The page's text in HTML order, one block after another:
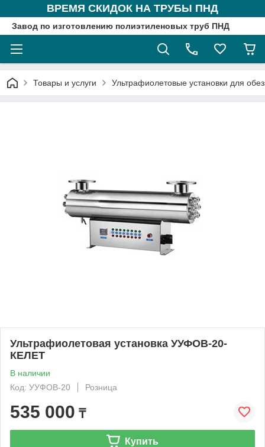
ВРЕМЯ СКИДОК НА ТРУБЫ ПНД
Завод по изготовлению полиэтиленовых труб ПНД
Товары и услуги Ультрафиолетовые установки для
Ультрафиолетовая установка УУФОВ-20-
КЕЛЕТ
В наличии
Код: УУФОВ-20
Розница
535 000 ₸
Купить